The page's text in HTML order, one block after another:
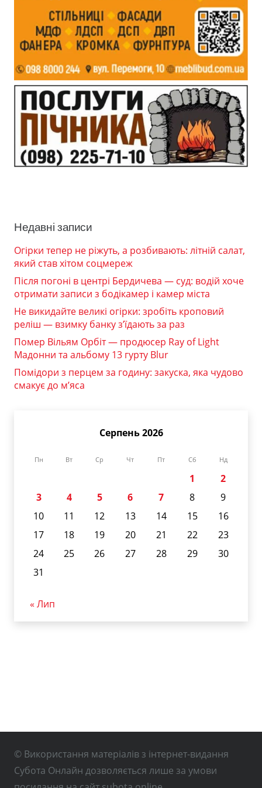
Недавні записи
Огірки тепер не ріжуть, а розбивають: літній салат,
який став хітом соцмереж
Після погоні в центрі Бердичева — суд: водій хоче
отримати записи з бодікамер і камер міста
Не викидайте великі огірки: зробіть кроповий
реліш — взимку банку з’їдають за раз
Помер Вільям Орбіт — продюсер Ray of Light
Мадонни та альбому 13 гурту Blur
Помідори з перцем за годину: закуска, яка чудово
смакує до м’яса
Серпень 2026
Пн Вт Ср Чт Пт Сб Нд
1
2
3
4 5 6 7 8
9
10
11 12 13 14 15
16
17
18 19 20 21 22
23
24
25 26 27 28 29
30
31
« Лип
© Використання матеріалів з інтернет-видання
Субота Онлайн дозволяється лише за умови